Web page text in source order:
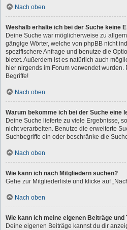
Nach oben
Weshalb erhalte ich bei der Suche keine
Deine Suche war möglicherweise zu
gängige Wörter, welche von phpBB nicht
spezifischere Anfrage und benutze die
bietet. Außerdem ist es natürlich auch
hier nirgends im Forum verwendet
Begriffe!
Nach oben
Warum bekomme ich bei der Suche eine
Deine Suche lieferte zu viele Ergebnisse,
nicht verarbeiten. Benutze die erweiterte
Suchbegriffe ein oder beschränke die
Nach oben
Wie kann ich nach Mitgliedern suchen?
Gehe zur Mitgliederliste und klicke auf
Nach oben
Wie kann ich meine eigenen Beiträge und
Deine eigenen Beiträge kannst du dir